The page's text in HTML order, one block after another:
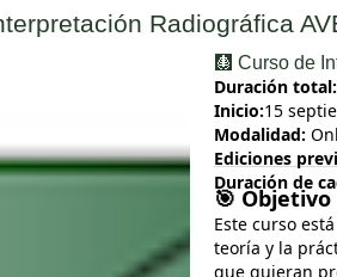
El curso
nivel básico
técnica,
viendo el
enfocando
Perfil del
Este curso
le remiten
Metodología
Radiográfica
🩻 Curso de
Duración total:
Inicio:15
Modalidad:
Ediciones
Duración de
🎯Objetivo
Este curso
teoría y la
que quieran